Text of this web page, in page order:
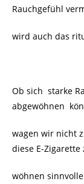
Rauchgefühl
wird auch das
Ob sich starke
abgewöhnen
wagen wir nicht
diese E-Zigarette
wöhnen